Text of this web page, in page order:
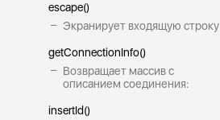
escape()
Экранирует входящую строку
getConnectionInfo()
Возвращает массив с
описанием соединения:
insertId()